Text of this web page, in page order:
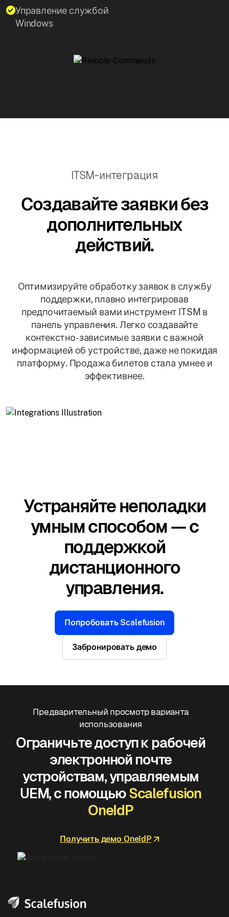
Управление службой
Windows
ITSM-интеграция
Создавайте заявки без
дополнительных
действий.
Оптимизируйте обработку заявок в службу
поддержки, плавно интегрировав
предпочитаемый вами инструмент ITSM в
панель управления. Легко создавайте
контекстно-зависимые заявки с важной
информацией об устройстве, даже не покидая
платформу. Продажа билетов стала умнее и
эффективнее.
Устраняйте неполадки
умным способом — с
поддержкой
дистанционного
управления.
Попробовать Scalefusion
Забронировать демо
Предварительный просмотр варианта
использования
Ограничьте доступ к рабочей
электронной почте
устройствам, управляемым
UEM, с помощьюScalefusion
OneIdP
Получить демо OneIdP